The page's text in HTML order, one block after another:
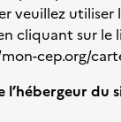
veuillez utiliser
cliquant sur le
cep.org/
l’hébergeur du